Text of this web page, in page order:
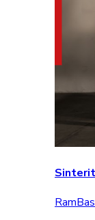
Sinterit